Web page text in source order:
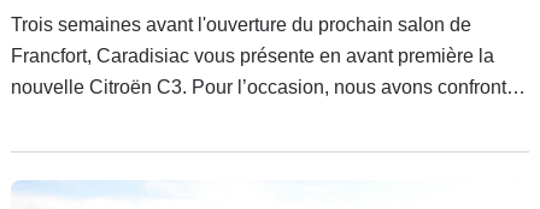
Trois semaines avant l'ouverture du prochain salon de
Francfort, Caradisiac vous présente en avant première la
nouvelle Citroën C3. Pour l’occasion, nous avons confronté
concurrentes : la Renault Clio et la Peugeot 207.